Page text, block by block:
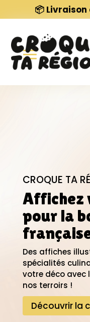
📦
Nos affiches
Contact
CROQUE TA
Affichez
pour la
Des affiches
spécialités
votre déco avec
nos terroirs !
Découvrir la